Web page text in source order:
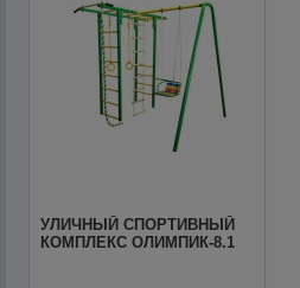
УЛИЧНЫЙ СПОРТИВНЫЙ
КОМПЛЕКС ОЛИМПИК-8.1